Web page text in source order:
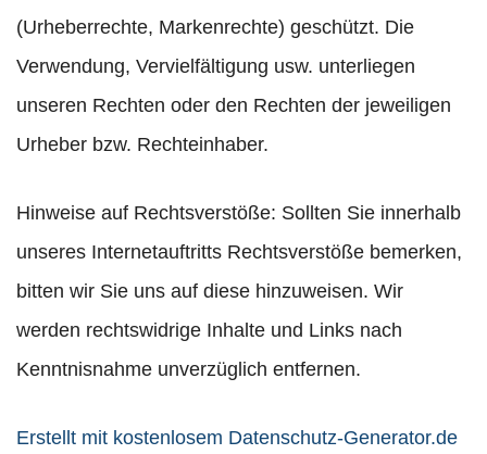
(Urheberrechte, Markenrechte) geschützt. Die
Verwendung, Vervielfältigung usw. unterliegen
unseren Rechten oder den Rechten der jeweiligen
Urheber bzw. Rechteinhaber.
Hinweise auf Rechtsverstöße: Sollten Sie innerhalb
unseres Internetauftritts Rechtsverstöße bemerken,
bitten wir Sie uns auf diese hinzuweisen. Wir
werden rechtswidrige Inhalte und Links nach
Kenntnisnahme unverzüglich entfernen.
Erstellt mit kostenlosem Datenschutz-Generator.de